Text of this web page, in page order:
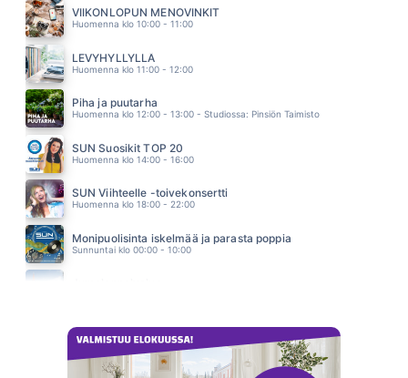
YÖ
12.54
TOM JONES
12.50
VIIKONLOPUN MENOVINKIT
Huomenna klo 10:00 - 11:00
LEVYHYLLYLLÄ
Huomenna klo 11:00 - 12:00
Piha ja puutarha
Huomenna klo 12:00 - 13:00 - Studiossa: Pinsiön Taimisto
SUN Suosikit TOP 20
Huomenna klo 14:00 - 16:00
SUN Viihteelle -toivekonsertti
Huomenna klo 18:00 - 22:00
Monipuolisinta iskelmää ja parasta poppia
Sunnuntai klo 00:00 - 10:00